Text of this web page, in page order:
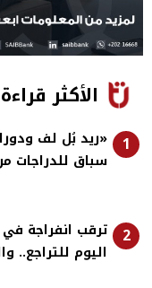
الأكثر قراءة
1
«ريد بُل لف
سباق للدراجات
2
ترقب انفراجة
اليوم للتراجع..